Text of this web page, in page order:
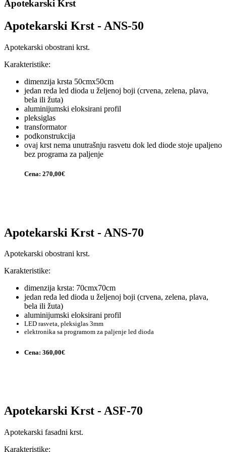
Apotekarski Krst
Apotekarski Krst - ANS-50
Apotekarski obostrani krst.
Karakteristike:
dimenzija krsta 50cmx50cm
jedan reda led dioda u željenoj boji (crvena, zelena, plava,
bela ili žuta)
aluminijumski eloksirani profil
pleksiglas
transformator
podkonstrukcija
ovaj krst nema unutrašnju rasvetu dok led diode stoje upaljeno
bez programa za paljenje
Cena: 270,00€
Apotekarski Krst - ANS-70
Apotekarski obostrani krst.
Karakteristike:
dimenzija krsta: 70cmx70cm
jedan reda led dioda u željenoj boji (crvena, zelena, plava,
bela ili žuta)
aluminijumski eloksirani profil
LED rasveta, pleksiglas 3mm
elektronika sa programom za paljenje led dioda
Cena: 360,00€
Apotekarski Krst - ASF-70
Apotekarski fasadni krst.
Karakteristike: